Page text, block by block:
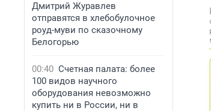
Дмитрий Журавлев
отправятся в хлебобулочное
роуд-муви по сказочному
Белогорью
00:40 Счетная палата: более
100 видов научного
оборудования невозможно
купить ни в России, ни в